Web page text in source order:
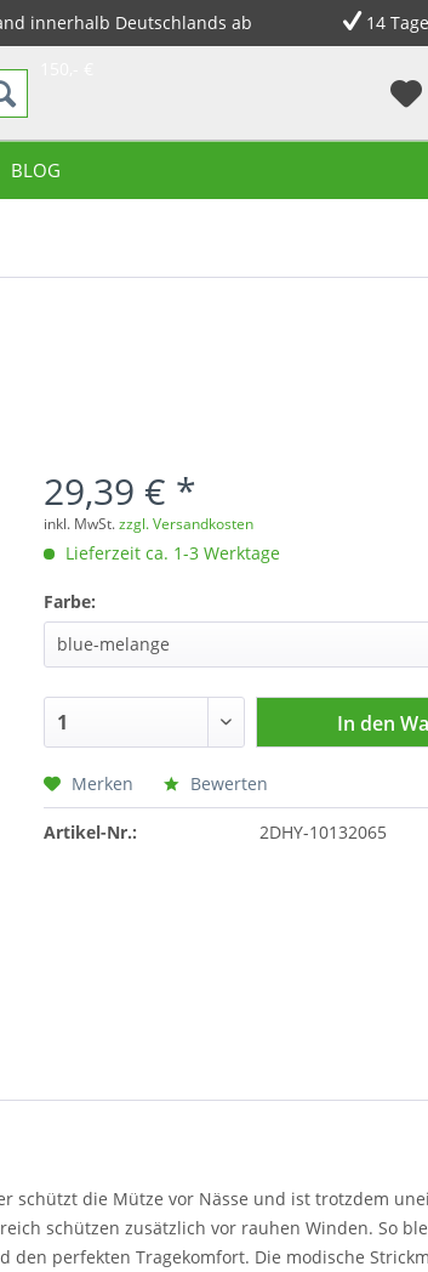
innerhalb Deutschlands ab
14
BLOG
29,39 € *
inkl. MwSt.zzgl. Versandkosten
Lieferzeit ca. 1-3 Werktage
Farbe:
In den
Merken Bewerten
Artikel-Nr.: 2DHY-10132065
schützt die Mütze vor Nässe und ist trotzdem
schützen zusätzlich vor rauhen Winden. So
perfekten Tragekomfort. Die modische